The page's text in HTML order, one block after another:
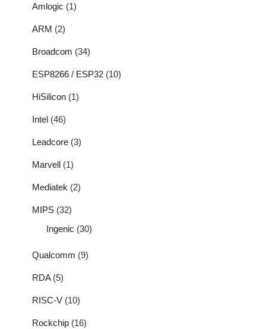
Amlogic (1)
ARM (2)
Broadcom (34)
ESP8266 / ESP32 (10)
HiSilicon (1)
Intel (46)
Leadcore (3)
Marvell (1)
Mediatek (2)
MIPS (32)
Ingenic (30)
Qualcomm (9)
RDA(5)
RISC-V (10)
Rockchip (16)